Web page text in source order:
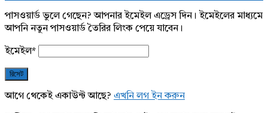
পাসওয়ার্ড ভুলে গেছেন? আপনার ইমেইল এড্রেস দিন। ইমেইলের মাধ্যমে
আপনি নতুন পাসওয়ার্ড তৈরির লিংক পেয়ে যাবেন।
ইমেইল*
আগে থেকেই একাউন্ট আছে? এখনি লগ ইন করুন